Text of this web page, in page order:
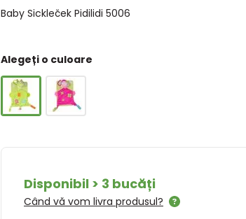
Baby Sickleček Pidilidi 5006
Alegeți o culoare
Disponibil > 3 bucăți
Când vă vom livra produsul?